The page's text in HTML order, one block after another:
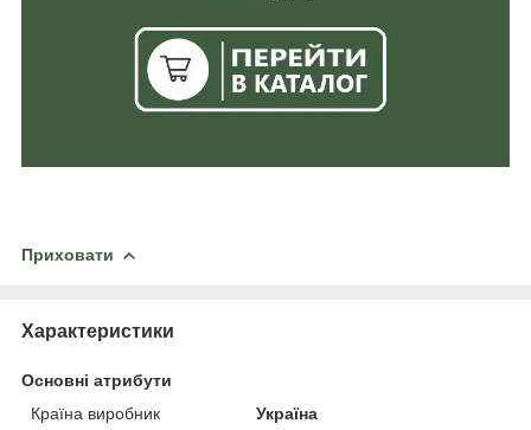
Приховати
Характеристики
Основні атрибути
Країна виробник
Україна